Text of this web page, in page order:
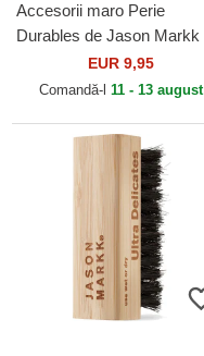
Accesorii maro Perie
Durables de Jason Markk
EUR 9,95
Comandă-l 11 - 13 august